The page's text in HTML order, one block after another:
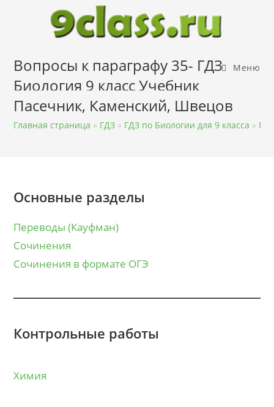
содержимому
Меню
Вопросы к параграфу 35- ГДЗ
Биология 9 класс Учебник
Пасечник, Каменский, Швецов
Главная страница » ГДЗ » ГДЗ по Биологии для 9 класса »
Основные разделы
Переводы (Кауфман)
Сочинения
Сочинения в формате ОГЭ
Контрольные работы
Химия